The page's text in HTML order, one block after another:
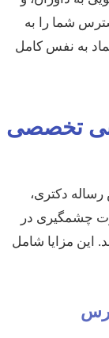
شما را به
به نفس کامل
تخصصی
دکتری،
چشمگیری در
این مزایا شامل